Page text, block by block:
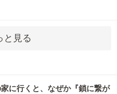
と見る
に行くと、なぜか『鎖に繋が